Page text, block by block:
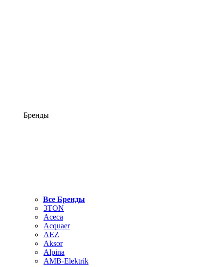
Бренды
Все Бренды
3TON
Aceca
Acquaer
AEZ
Aksor
Alpina
AMB-Elektrik